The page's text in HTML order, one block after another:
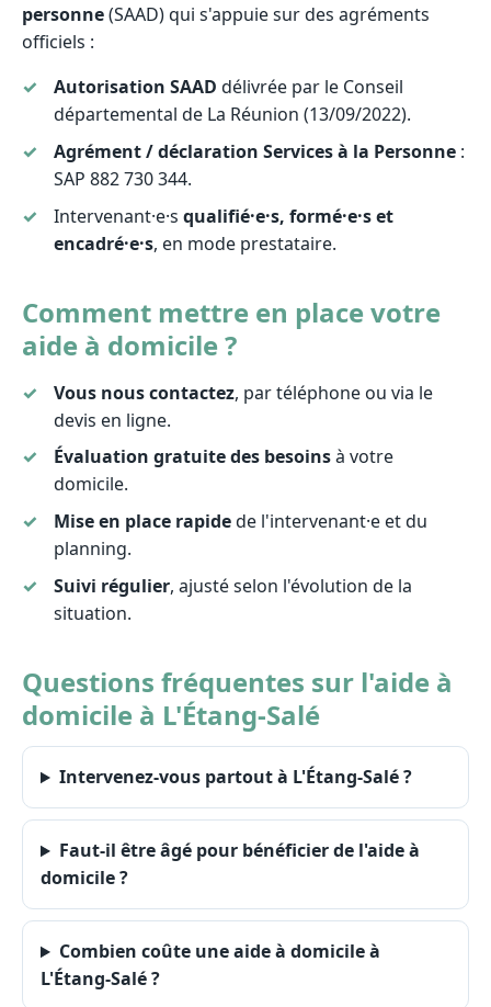
personne(SAAD) qui s'appuie sur des agréments
officiels :
Autorisation SAAD délivrée par le Conseil
départemental de La Réunion (13/09/2022).
Agrément / déclaration Services à la Personne:
SAP 882 730 344.
Intervenant·e·s qualifié·e·s, formé·e·s et
encadré·e·s, en mode prestataire.
Comment mettre en place votre
aide à domicile ?
Vous nous contactez, par téléphone ou via le
devis en ligne.
Évaluation gratuite des besoinsà votre
domicile.
Mise en place rapidede l'intervenant·e et du
planning.
Suivi régulier, ajusté selon l'évolution de la
situation.
Questions fréquentes sur l'aide à
domicile à L'Étang-Salé
Intervenez-vous partout à L'Étang-Salé ?
Faut-il être âgé pour bénéficier de l'aide à
domicile ?
Combien coûte une aide à domicile à
L'Étang-Salé ?